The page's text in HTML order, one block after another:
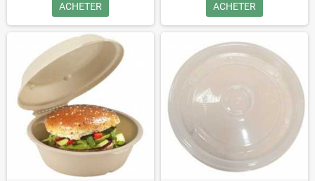
ACHETER ACHETER